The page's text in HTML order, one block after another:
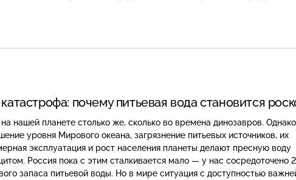
почему питьевая вода становится
нашей планете столько же, сколько во времена динозавров. Однако
уровня Мирового океана, загрязнение питьевых источников, их
эксплуатация и рост населения планеты делают пресную воду
Россия пока с этим сталкивается мало — у нас сосредоточено
запаса питьевой воды. Но в мире ситуация с доступностью